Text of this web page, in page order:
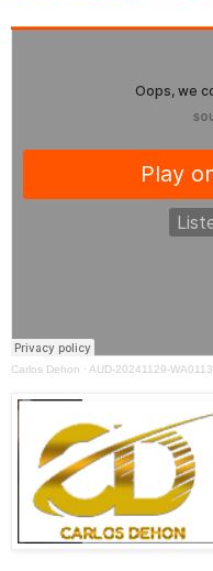
Carlos Dehon · AUD-20241129-WA0113